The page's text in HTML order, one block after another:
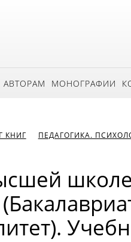
АВТОРАМ МОНОГРАФИИ
КНИГ ПЕДАГОГИКА.